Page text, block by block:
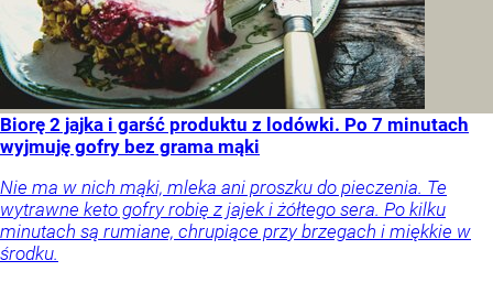
Biorę 2 jajka i garść produktu z lodówki. Po 7 minutach
wyjmuję gofry bez grama mąki
Nie ma w nich mąki, mleka ani proszku do pieczenia. Te
wytrawne keto gofry robię z jajek i żółtego sera. Po kilku
minutach są rumiane, chrupiące przy brzegach i miękkie w
środku.